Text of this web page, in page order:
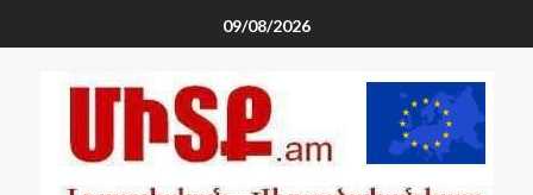
09/08/2026